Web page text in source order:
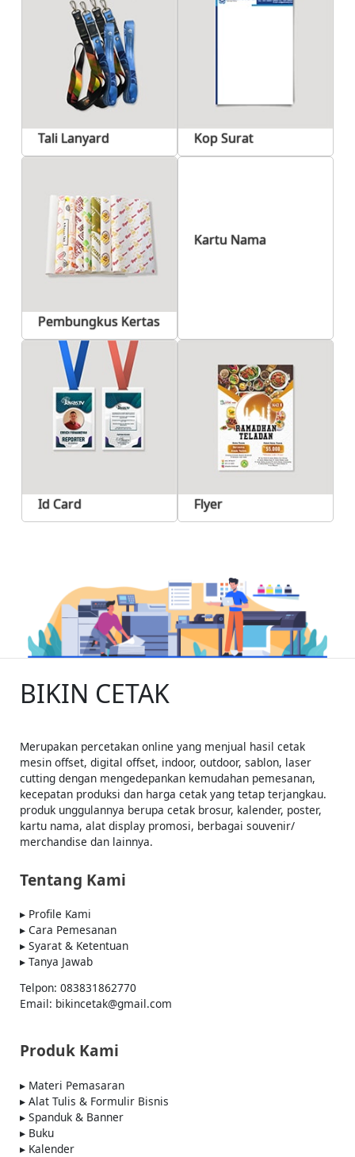
Tali Lanyard Kop Surat
Pembungkus Kertas
Kartu Nama
Id Card Flyer
BIKIN CETAK
Merupakan percetakan online yang menjual hasil cetak
mesin offset, digital offset, indoor, outdoor, sablon, laser
cutting dengan mengedepankan kemudahan pemesanan,
kecepatan produksi dan harga cetak yang tetap terjangkau.
produk unggulannya berupa cetak brosur, kalender, poster,
kartu nama, alat display promosi, berbagai souvenir/
merchandise dan lainnya.
Tentang Kami
▸ Profile Kami
▸ Cara Pemesanan
▸ Syarat & Ketentuan
▸ Tanya Jawab
Telpon: 083831862770
Email: bikincetak@gmail.com
Produk Kami
▸ Materi Pemasaran
▸ Alat Tulis & Formulir Bisnis
▸ Spanduk & Banner
▸ Buku
▸ Kalender